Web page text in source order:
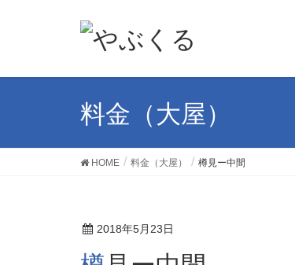
料金（大屋）
HOME 料金（大屋） 樽見ー中間
2018年5月23日